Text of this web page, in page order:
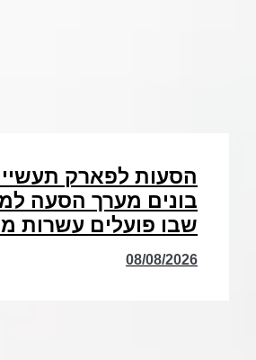
הסעות לפארק
בונים מערך הסעה
שבו פועלים עשרות
08/08/2026